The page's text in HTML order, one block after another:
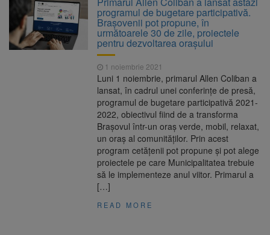
Ormeniș
6 august 2026
AUR a lansat platforma
suspeND.ro pentru urmărirea inițiativei de
suspendare a președintelui Nicușor Dan
6 august 2026
Înalta Curte analizează
dosarul lui Călin Georgescu și Horațiu Potra.
Judecătorii decid dacă începe procesul
Strategia națională pentru
biodiversitate 2026-2030, adoptată de Senat.
Proiectul merge la promulgare
programul de bugetare participativă.
Brașovenii pot propune, în
următoarele 30 de zile, proiectele
pentru dezvoltarea orașului
1 noiembrie 2021
Luni 1 noiembrie, primarul Allen Coliban a
lansat, în cadrul unei conferințe de presă,
programul de bugetare participativă 2021-
2022, obiectivul fiind de a transforma
Brașovul într-un oraș verde, mobil, relaxat,
un oraș al comunităților. Prin acest
program cetățenii pot propune și pot alege
proiectele pe care Municipalitatea trebuie
să le implementeze anul viitor. Primarul a
[…]
READ MORE